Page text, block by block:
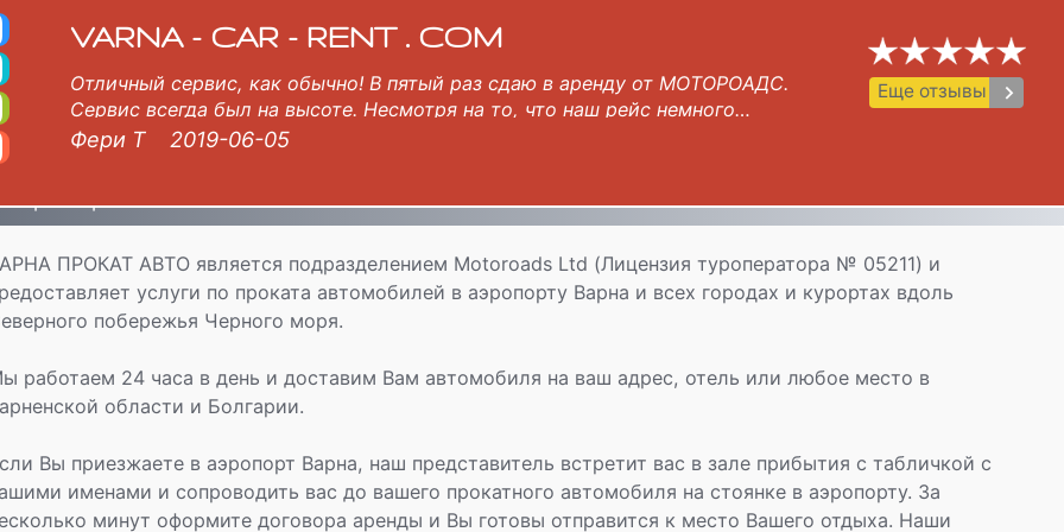
Варна
VARNA - CAR - RENT . COM
Отличный сервис, как обычно! В пятый раз сдаю в аренду от МОТОРОAДС.
Сервис всегда был на высоте. Несмотря на то, что наш рейс немного
задержался, представитель МОТОРОАДС (Ema) ожидал нас, чтобы встретить
направились вниз, чтобы забрать машину. Прогулка вокруг машины для
время использования (10 дней - София к северу от Болгарии)И по
возвращении (очень рано) в 5 утра в терминале 2. Нас снова встретил
представитель МОТОРОАДС. Кто любезно попросил нас проверить, не
важнее, паспорт. Но все было хорошо. Сдал бумаги и ключи и снова в наш
родной город. Мы всегда рады арендовать у МОТОРОAДС! Нет хлопот, и
легко с ними связаться, если есть что-нибудь. Настоятельно рекомендуется!
Фери Т 2019-06-05
Еще отзывы keyboard_arrow_right
ПРОКАТ АВТО является подразделением Motoroads Ltd (Лицензия туроператора № 05211) и
услуги по проката автомобилей в аэропорту Варна и всех городах и курортах вдоль
побережья Черного моря.
работаем 24 часа в день и доставим Вам автомобиля на ваш адрес, отель или любое место в
области и Болгарии.
Вы приезжаете в аэропорт Варна, наш представитель встретит вас в зале прибытия с табличкой с
именами и сопроводить вас до вашего прокатного автомобиля на стоянке в аэропорту. За
минут оформите договора аренды и Вы готовы отправится к место Вашего отдыха. Наши